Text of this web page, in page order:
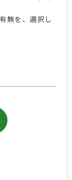
無を、選択し